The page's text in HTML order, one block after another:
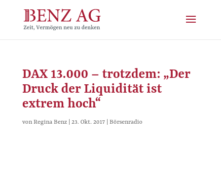
DAX 13.000 – trotzdem: „Der
Druck der Liquidität ist
extrem hoch“
von Regina Benz| 23. Okt. 2017| Börsenradio